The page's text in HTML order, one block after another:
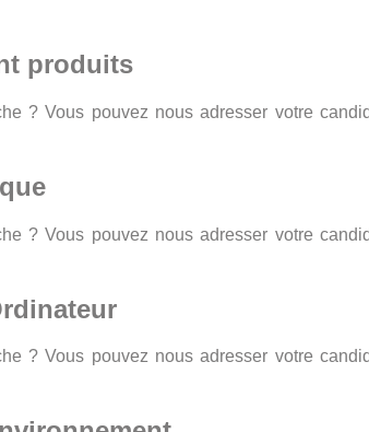
produits
? Vous pouvez nous adresser votre
? Vous pouvez nous adresser votre
? Vous pouvez nous adresser votre